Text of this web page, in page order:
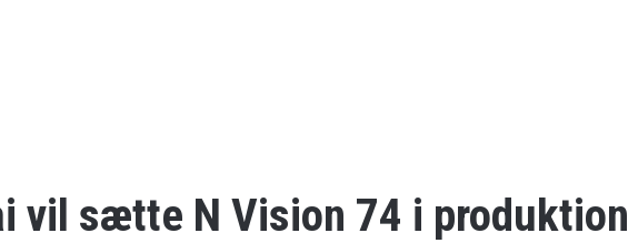
vil sætte N Vision 74 i produktion